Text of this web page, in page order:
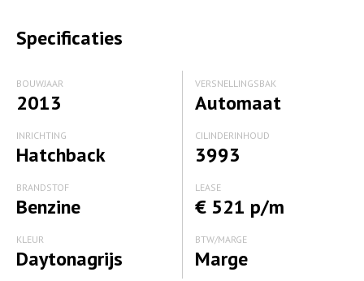
Specificaties
BOUWJAAR
2013
INRICHTING
Hatchback
BRANDSTOF
Benzine
KLEUR
Daytonagrijs
VERSNELLINGSBAK
Automaat
CILINDERINHOUD
3993
LEASE
€ 521 p/m
BTW/MARGE
Marge